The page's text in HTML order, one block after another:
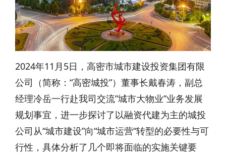
2024年11月5日，高密市城市建设投资集团有限
公司（简称：“高密城投”）董事长戴春涛，副总
经理冷岳一行赴我司交流”城市大物业”业务发展
规划事宜，进一步探讨了以融资代建为主的城投
公司从“城市建设”向“城市运营“转型的必要性与可
行性，具体分析了几个即将面临的实施关键要